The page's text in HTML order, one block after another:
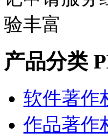
产品分类
软件著作
作品著作